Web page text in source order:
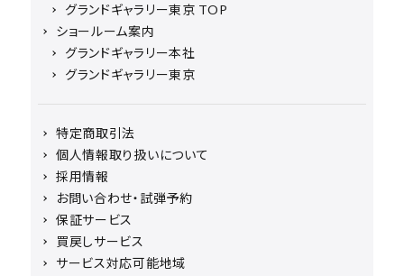
グランドギャラリー東京 TOP
ショールーム案内
グランドギャラリー本社
グランドギャラリー東京
特定商取引法
個人情報取り扱いについて
採用情報
お問い合わせ・試弾予約
保証サービス
買戻しサービス
サービス対応可能地域